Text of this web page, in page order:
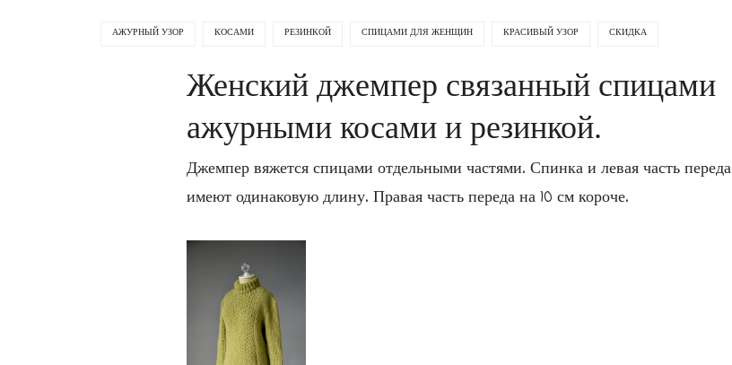
АЖУРНЫЙ УЗОР КОСАМИ РЕЗИНКОЙ СПИЦАМИ ДЛЯ ЖЕНЩИН КРАСИВЫЙ УЗОР СКИДКА
Женский джемпер связанный спицами
ажурными косами и резинкой.
Джемпер вяжется спицами отдельными частями. Спинка и левая часть переда
имеют одинаковую длину. Правая часть переда на 10 см короче.